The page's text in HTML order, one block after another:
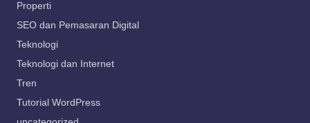
Properti
SEO dan Pemasaran Digital
Teknologi
Teknologi dan Internet
Tren
Tutorial WordPress